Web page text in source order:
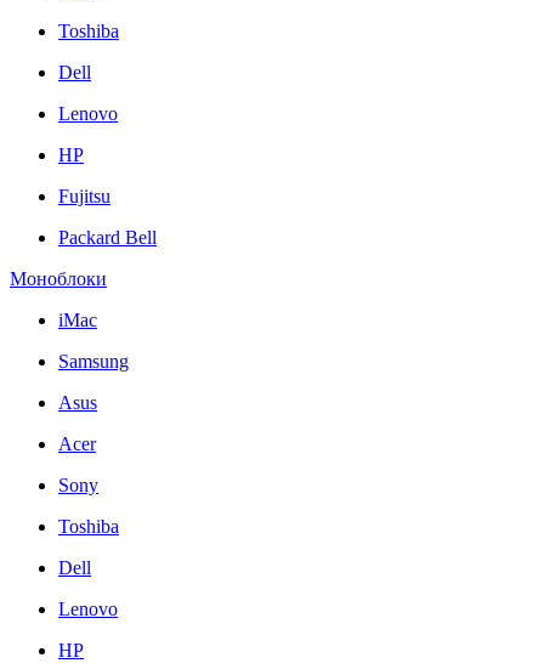
Toshiba
Dell
Lenovo
HP
Fujitsu
Packard Bell
Моноблоки
iMac
Samsung
Asus
Acer
Sony
Toshiba
Dell
Lenovo
HP